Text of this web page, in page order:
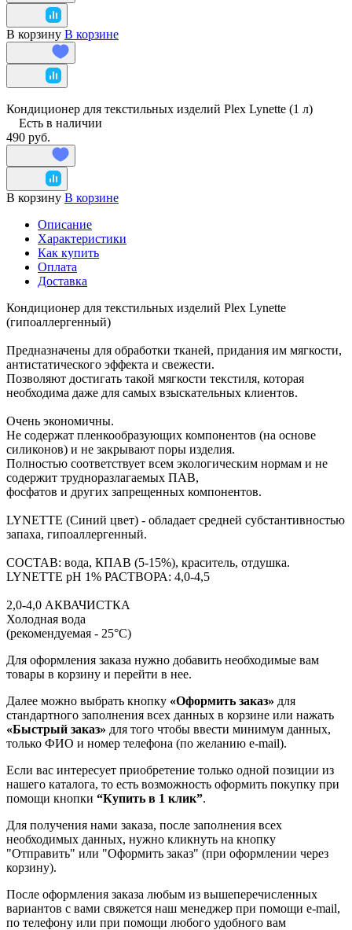
В корзину В корзине
Кондиционер для текстильных изделий Plex Lynette (1 л)
Есть в наличии
490 руб.
В корзину В корзине
Описание
Характеристики
Как купить
Оплата
Доставка
Кондиционер для текстильных изделий Plex Lynette
(гипоаллергенный)
Предназначены для обработки тканей, придания им мягкости,
антистатического эффекта и свежести.
Позволяют достигать такой мягкости текстиля, которая
необходима даже для самых взыскательных клиентов.
Очень экономичны.
Не содержат пленкообразующих компонентов (на основе
силиконов) и не закрывают поры изделия.
Полностью соответствует всем экологическим нормам и не
содержит трудноразлагаемых ПАВ,
фосфатов и других запрещенных компонентов.
LYNETTE (Синий цвет) - обладает средней субстантивностью
запаха, гипоаллергенный.
СОСТАВ: вода, КПАВ (5-15%), краситель, отдушка.
LYNETTE рН 1% РАСТВОРА: 4,0-4,5
2,0-4,0 АКВАЧИСТКА
Холодная вода
(рекомендуемая - 25°С)
Для оформления заказа нужно добавить необходимые вам
товары в корзину и перейти в нее.
Далее можно выбрать кнопку «Оформить заказ» для
стандартного заполнения всех данных в корзине или нажать
«Быстрый заказ» для того чтобы ввести минимум данных,
только ФИО и номер телефона (по желанию e-mail).
Если вас интересует приобретение только одной позиции из
нашего каталога, то есть возможность оформить покупку при
помощи кнопки “Купить в 1 клик”.
Для получения нами заказа, после заполнения всех
необходимых данных, нужно кликнуть на кнопку
"Отправить" или "Оформить заказ" (при оформлении через
корзину).
После оформления заказа любым из вышеперечисленных
вариантов с вами свяжется наш менеджер при помощи e-mail,
по телефону или при помощи любого удобного вам